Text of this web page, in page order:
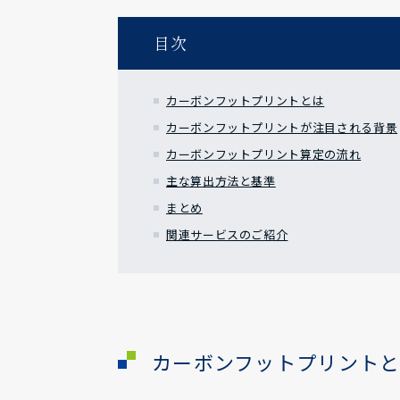
目次
カーボンフットプリントとは
カーボンフットプリントが注目される背景
カーボンフットプリント算定の流れ
主な算出方法と基準
まとめ
関連サービスのご紹介
カーボンフットプリント